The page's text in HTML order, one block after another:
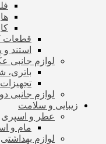
قطعات
استند و
لوازم جانبی
باتری،
تجهیزات
لوازم جانبی
زیبایی و سلامت
عطر و اسپری
مام و
لوازم بهداشتی